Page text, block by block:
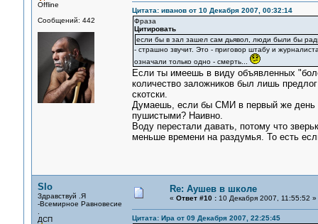
Offline
Сообщений: 442
Цитата: иванов от 10 Декабря 2007, 00:32:14
Фраза
Цитировать
если бы в зал зашел сам дьявол, люди были бы
- страшно звучит. Это - приговор штабу и
означали только одно - смерть...
Если ты имеешь в виду объявленных
количество заложников был лишь
скотски.
Думаешь, если бы СМИ в первый же день
пушистыми? Наивно.
Воду перестали давать, потому что
меньше времени на раздумья. То есть
Slo
Здравствуй .Я
-Всемирное Равновесие
ДСП
Re: Аушев в школе
« Ответ #10 :10 Декабря 2007, 11:55:52 »
Цитата: Ира от 09 Декабря 2007, 22:25:45